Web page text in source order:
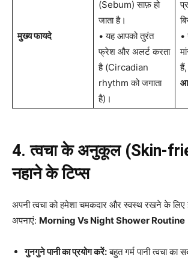
मुख्य फायदे
(Sebum) साफ़ हो
जाता है।
• यह आपको तुरंत
फ्रेश और अलर्ट करता
है (Circadian
rhythm को जगाता
है)।
•
4. त्वचा के अनुकूल (Skin-
नहाने के टिप्स
अपनी त्वचा को हमेशा चमकदार और स्वस्थ रखने के
अपनाएं: Morning Vs Night Shower Routine
गुनगुने पानी का प्रयोग करें:बहुत गर्म पानी त्वचा का